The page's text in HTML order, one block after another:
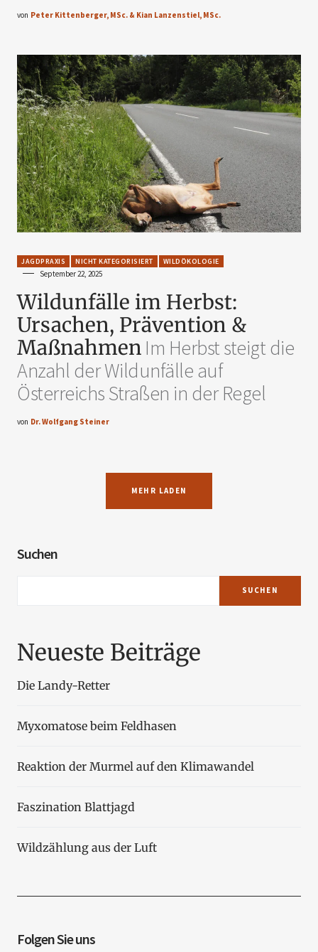
von Peter Kittenberger, MSc. & Kian Lanzenstiel, MSc.
JAGDPRAXIS NICHT KATEGORISIERT WILDÖKOLOGIE
September 22, 2025
Wildunfälle im Herbst:
Ursachen, Prävention &
MaßnahmenIm Herbst steigt die
Anzahl der Wildunfälle auf
Österreichs Straßen in der Regel
von Dr. Wolfgang Steiner
MEHR LADEN
Suchen
SUCHEN
Neueste Beiträge
Die Landy-Retter
Myxomatose beim Feldhasen
Reaktion der Murmel auf den Klimawandel
Faszination Blattjagd
Wildzählung aus der Luft
Folgen Sie uns